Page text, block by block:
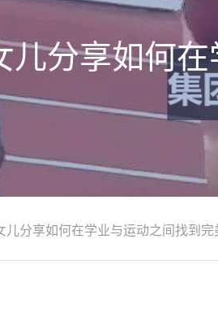
儿分享如何
儿分享如何在学业与运动之间找到